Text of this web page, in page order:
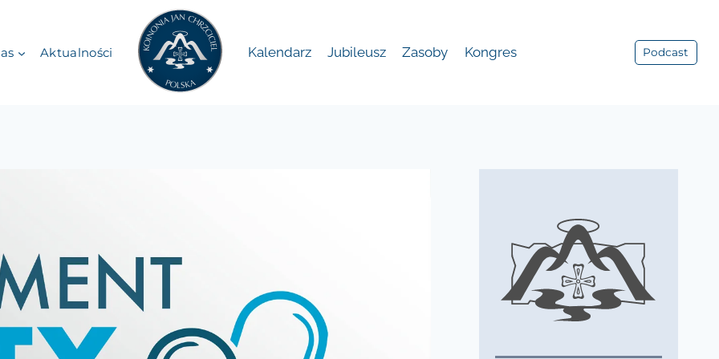
Aktualności Kalendarz Jubileusz Zasoby Kongres Podcast